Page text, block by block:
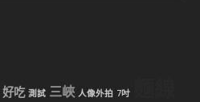
好吃 測試 三峽 人像外拍 7吋